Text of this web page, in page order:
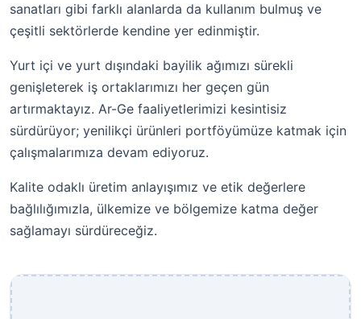
sanatları gibi farklı alanlarda da kullanım bulmuş ve
çeşitli sektörlerde kendine yer edinmiştir.
Yurt içi ve yurt dışındaki bayilik ağımızı sürekli
genişleterek iş ortaklarımızı her geçen gün
artırmaktayız. Ar-Ge faaliyetlerimizi kesintisiz
sürdürüyor; yenilikçi ürünleri portföyümüze katmak için
çalışmalarımıza devam ediyoruz.
Kalite odaklı üretim anlayışımız ve etik değerlere
bağlılığımızla, ülkemize ve bölgemize katma değer
sağlamayı sürdüreceğiz.